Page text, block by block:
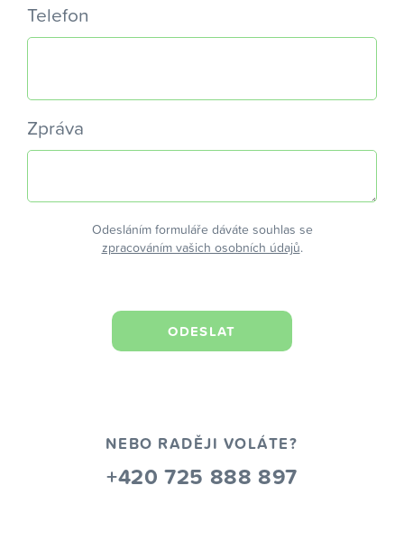
Telefon
Zpráva
Odesláním formuláře dáváte souhlas se
zpracováním vašich osobních údajů.
NEBO RADĚJI VOLÁTE?
+420 725 888 897